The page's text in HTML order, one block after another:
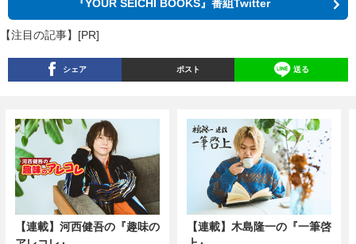
『YOUR SEICHI BOOKS』番組Twitter
【注目の記事】[PR]
シェア ポスト 送る
【連載】河西健吾の『趣味の
【連載】木島隆一の『一筆啓